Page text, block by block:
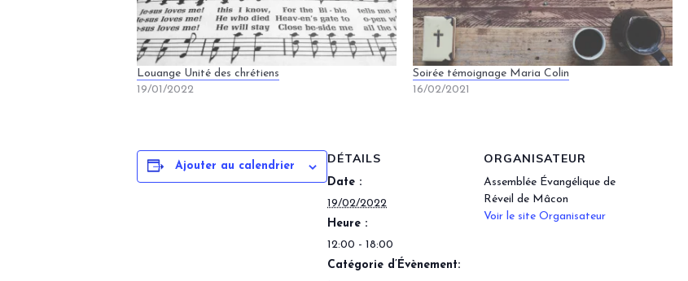
Louange Unité des chrétiens
19/01/2022
Soirée témoignage Maria Colin
16/02/2021
Ajouter au calendrier
DÉTAILS
Date :
19/02/2022
Heure :
12:00 - 18:00
Catégorie d’Évènement:
ORGANISATEUR
Assemblée Évangélique de
Réveil de Mâcon
Voir le site Organisateur